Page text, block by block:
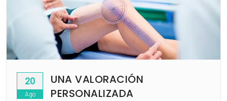
20
Ago
UNA VALORACIÓN
PERSONALIZADA